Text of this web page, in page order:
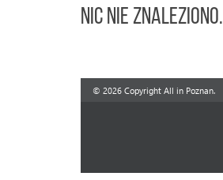
Nic nie znaleziono.
© 2026 Copyright All in Poznan.